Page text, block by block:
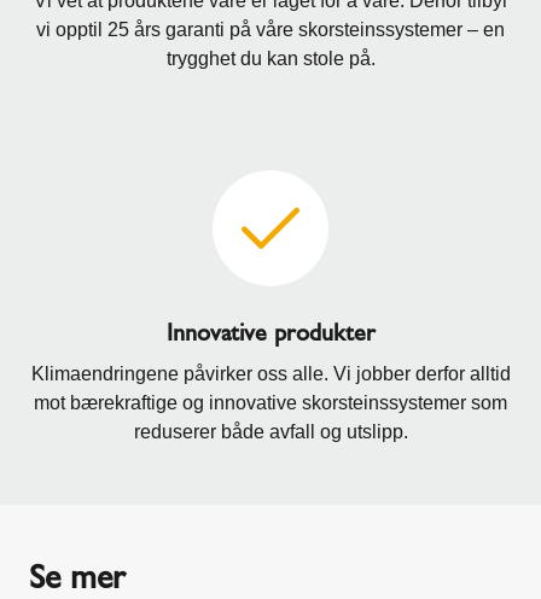
vi opptil 25 års garanti på våre skorsteinssystemer – en
trygghet du kan stole på.
Innovative produkter
Klimaendringene påvirker oss alle. Vi jobber derfor alltid
mot bærekraftige og innovative skorsteinssystemer som
reduserer både avfall og utslipp.
Se mer